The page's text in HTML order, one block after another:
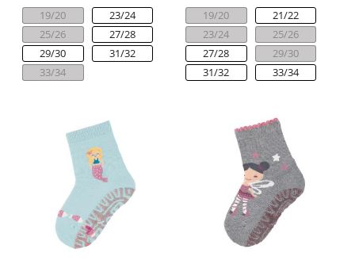
19/20
23/24
25/26
27/28
29/30
31/32
33/34
19/20
21/22
23/24
25/26
27/28
29/30
31/32
33/34